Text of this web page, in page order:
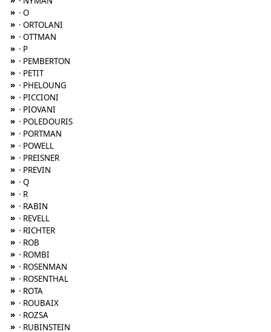
» · O
» · ORTOLANI
» · OTTMAN
» · P
» · PEMBERTON
» · PETIT
» · PHELOUNG
» · PICCIONI
» · PIOVANI
» · POLEDOURIS
» · PORTMAN
» · POWELL
» · PREISNER
» · PREVIN
» · Q
» · R
» · RABIN
» · REVELL
» · RICHTER
» · ROB
» · ROMBI
» · ROSENMAN
» · ROSENTHAL
» · ROTA
» · ROUBAIX
» · ROZSA
» · RUBINSTEIN